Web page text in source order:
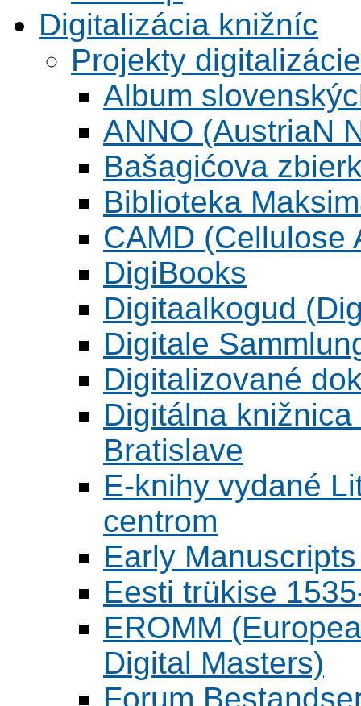
Digitalizácia knižníc
Projekty digitalizácie
Album
ANNO (AustriaN
Bašagićova
Biblioteka
CAMD (Cellulose
DigiBooks
Digitaalkogud
Digitale
Digitalizované
Digitálna
Bratislave
E-knihy vydané
centrom
Early
Eesti trükise
EROMM
Digital Masters)
Forum